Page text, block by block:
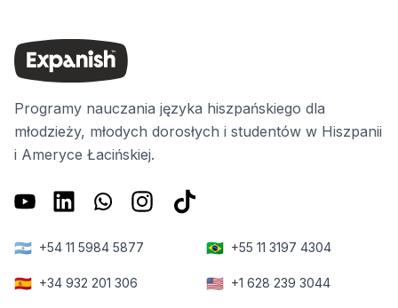
Programy nauczania języka hiszpańskiego dla
młodzieży, młodych dorosłych i studentów w Hiszpanii
i Ameryce Łacińskiej.
🇦🇷 +54 11 5984 5877 🇧🇷 +55 11 3197 4304
🇪🇸 +34 932 201 306 🇺🇸 +1 628 239 3044